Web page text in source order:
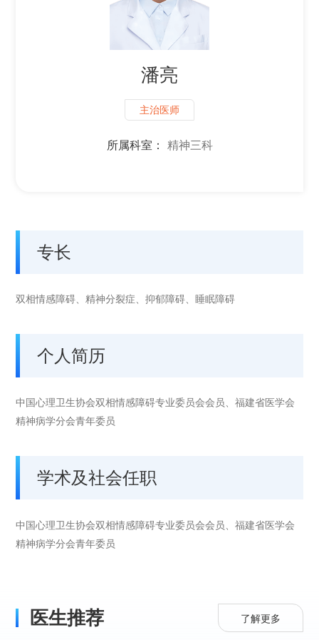
潘亮
主治医师
所属科室： 精神三科
专长
双相情感障碍、精神分裂症、抑郁障碍、睡眠障碍
个人简历
中国心理卫生协会双相情感障碍专业委员会会员、福建省医学会
精神病学分会青年委员
学术及社会任职
中国心理卫生协会双相情感障碍专业委员会会员、福建省医学会
精神病学分会青年委员
医生推荐 了解更多